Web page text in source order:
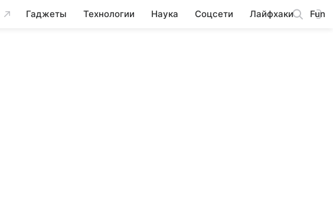
Гаджеты Технологии Наука Соцсети Лайфхаки Fun